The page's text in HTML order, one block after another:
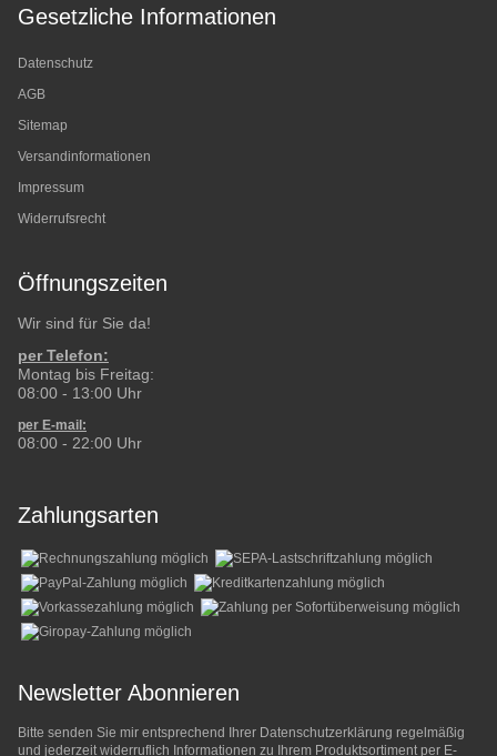
Gesetzliche Informationen
Datenschutz
AGB
Sitemap
Versandinformationen
Impressum
Widerrufsrecht
Öffnungszeiten
Wir sind für Sie da!
per Telefon:
Montag bis Freitag:
08:00 - 13:00 Uhr
per E-mail:
08:00 - 22:00 Uhr
Zahlungsarten
Newsletter Abonnieren
Bitte senden Sie mir entsprechend Ihrer Datenschutzerklärung regelmäßig
und jederzeit widerruflich Informationen zu Ihrem Produktsortiment per E-